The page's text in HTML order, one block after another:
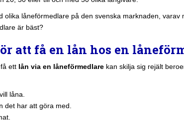
olika låneförmedlare på den svenska marknaden, varav
är bäst?
att få en lån hos en
ett lån via en låneförmedlare kan skilja sig rejält
låna.
det har att göra med.